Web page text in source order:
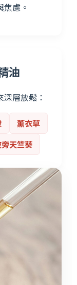
慮。
油
層放鬆：
薰衣草
天竺葵